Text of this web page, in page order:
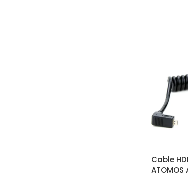
Cable
ATOMOS